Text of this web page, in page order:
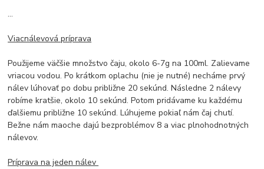
...
Viacnálevová príprava
Použijeme väčšie množstvo čaju, okolo 6-7g na 100ml. Zalievame
vriacou vodou. Po krátkom oplachu (nie je nutné) necháme prvý
nálev lúhovať po dobu približne 20 sekúnd. Následne 2 nálevy
robíme kratšie, okolo 10 sekúnd. Potom pridávame ku každému
ďalšiemu približne 10 sekúnd. Lúhujeme pokiaľ nám čaj chutí.
Bežne nám maoche dajú bezproblémov 8 a viac plnohodnotných
nálevov.
Príprava na jeden nálev